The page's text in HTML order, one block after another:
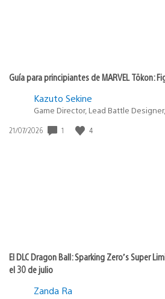
Guía para principiantes de MARVEL Tōkon:
Kazuto Sekine
Game Director, Lead Battle
Fecha
21/07/2026 1 4
El DLC Dragon Ball: Sparking Zero’s Super
el 30 de julio
Zanda Ra